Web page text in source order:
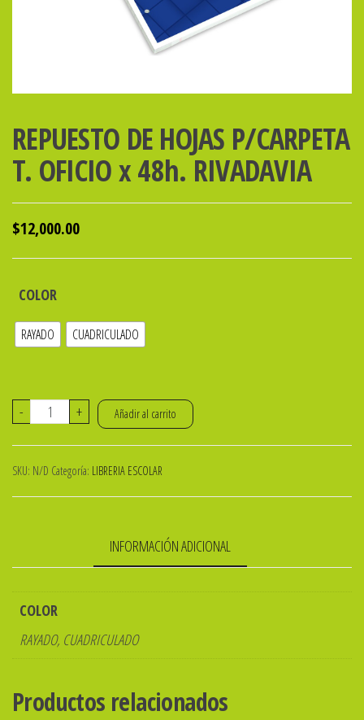
REPUESTO DE HOJAS P/CARPETA
T. OFICIO x 48h. RIVADAVIA
$12,000.00
COLOR
RAYADO CUADRICULADO
-
REPUESTO
P/CARPETA
T.
48h.
cantidad
+ Añadir al carrito
SKU: N/D Categoría: LIBRERIA ESCOLAR
INFORMACIÓN ADICIONAL
COLOR
RAYADO, CUADRICULADO
Productos relacionados